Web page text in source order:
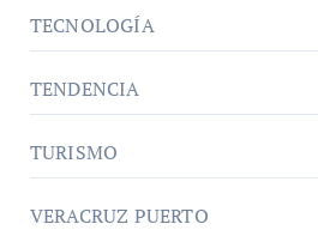
TECNOLOGÍA
TENDENCIA
TURISMO
VERACRUZ PUERTO